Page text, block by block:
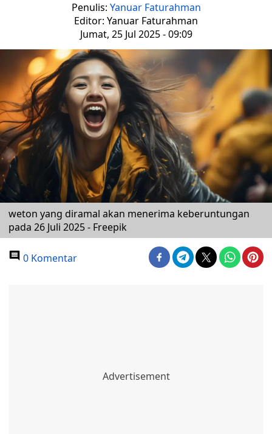
Penulis: Yanuar Faturahman
Editor: Yanuar Faturahman
Jumat, 25 Jul 2025 - 09:09
weton yang diramal akan menerima keberuntungan
pada 26 Juli 2025 - Freepik
0 Komentar